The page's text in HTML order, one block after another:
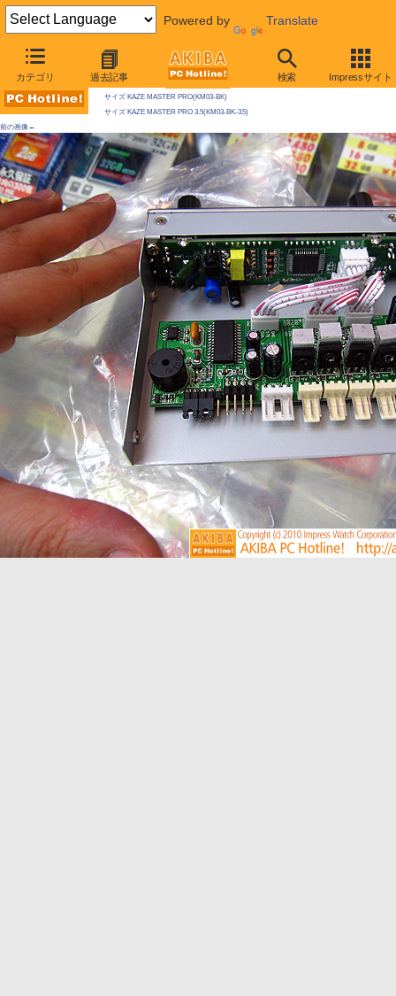
Powered by Translate
カテゴリ 過去記事 検索 Impressサイト
AKIBA PC Hotline! 2010年1月23日号
今週見つけた新製品：そのほかのドライブベイ内蔵機器
サイズ KAZE MASTER PRO(KM03-BK)
サイズ KAZE MASTER PRO 3.5(KM03-BK-3.5)
前の画像←